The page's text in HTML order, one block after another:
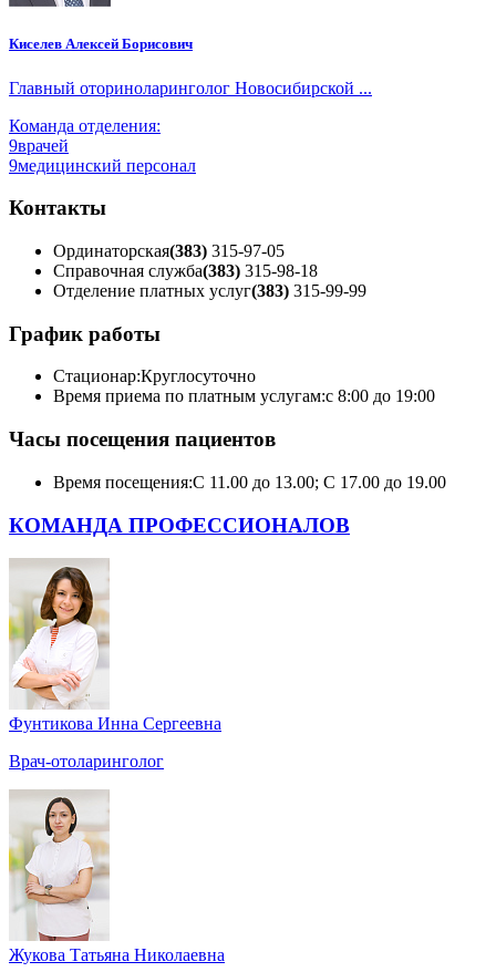
Киселев Алексей Борисович
Главный оториноларинголог Новосибирской ...
Команда отделения:
9врачей
9медицинский персонал
Контакты
Ординаторская(383) 315-97-05
Справочная служба(383) 315-98-18
Отделение платных услуг(383) 315-99-99
График работы
Стационар:Круглосуточно
Время приема по платным услугам:с 8:00 до 19:00
Часы посещения пациентов
Время посещения:С 11.00 до 13.00; С 17.00 до 19.00
КОМАНДА ПРОФЕССИОНАЛОВ
Фунтикова Инна Сергеевна
Врач-отоларинголог
Жукова Татьяна Николаевна